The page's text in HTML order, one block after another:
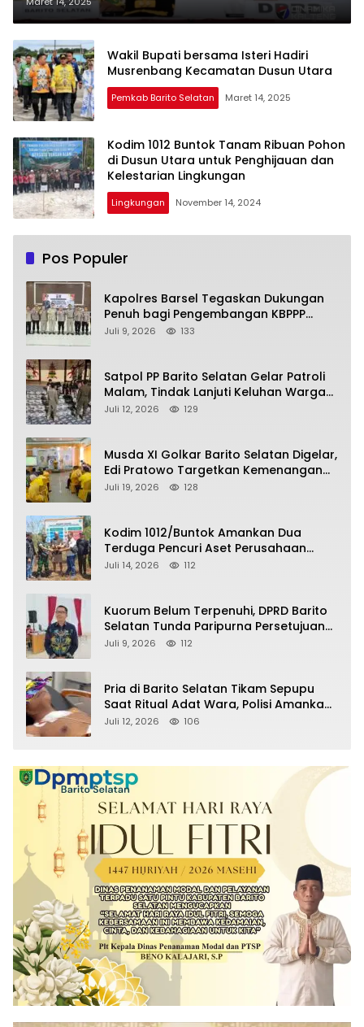
Wakil Bupati bersama Isteri Hadiri
Musrenbang Kecamatan Dusun Utara
Pemkab Barito Selatan Maret 14, 2025
Kodim 1012 Buntok Tanam Ribuan Pohon
di Dusun Utara untuk Penghijauan dan
Kelestarian Lingkungan
Lingkungan November 14, 2024
Pos Populer
Kapolres Barsel Tegaskan Dukungan
Penuh bagi Pengembangan KBPPP
Kalimantan Tengah
Juli 9, 2026 133
Satpol PP Barito Selatan Gelar Patroli
Malam, Tindak Lanjuti Keluhan Warga
soal Balap Liar dan Remaja Nongkrong
Juli 12, 2026 129
Musda XI Golkar Barito Selatan Digelar,
Edi Pratowo Targetkan Kemenangan
Partai pada Pemilu Mendatang
Juli 19, 2026 128
Kodim 1012/Buntok Amankan Dua
Terduga Pencuri Aset Perusahaan
Sitaan Satgas PKH, Satu Paket Diduga
Juli 14, 2026 112
Kuorum Belum Terpenuhi, DPRD Barito
Selatan Tunda Paripurna Persetujuan
Raperda Pertanggungjawaban APBD
Juli 9, 2026 112
Pria di Barito Selatan Tikam Sepupu
Saat Ritual Adat Wara, Polisi Amankan
Pelaku
Juli 12, 2026 106